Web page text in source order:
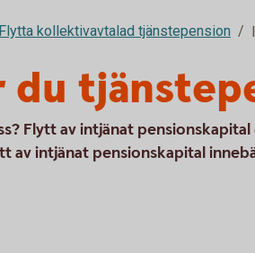
Flytta kollektivavtalad tjänstepension
du
Flytt av intjänat
av intjänat pensionskapital